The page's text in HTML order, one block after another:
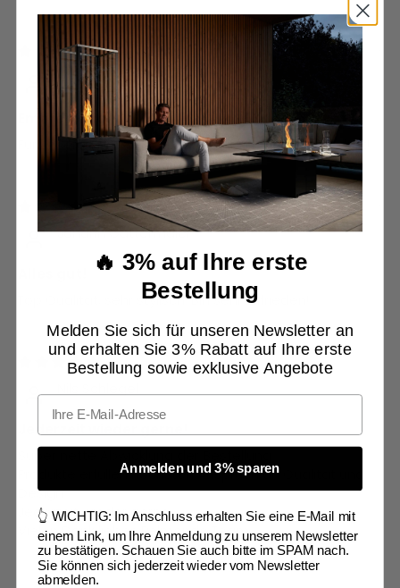
03/19/2024
Markus Kaufmann
Empfehlung!
Für unseren Hoteleingang genau das richtige Produkt!
02/19/2024
Johann Gattermaier
Top Qualität, sehr stylisch. Bin sehr zufrieden!
09/10/2023
Jederzeit wieder gerne!
Super nette Abwicklung der Bestellung.
Produkte erfüllen höchsten Anspruch an Qualität und
Design.
Jederzeit wieder gerne.
Vielen Dank liebes Pelmondo Team
🔥 3% auf Ihre erste
Bestellung
Melden Sie sich für unseren Newsletter an
und erhalten Sie 3% Rabatt auf Ihre erste
Bestellung sowie exklusive Angebote
Email
Anmelden und 3% sparen
👆 WICHTIG: Im Anschluss erhalten Sie eine E-Mail mit
einem Link, um Ihre Anmeldung zu unserem Newsletter
zu bestätigen. Schauen Sie auch bitte im SPAM nach.
Sie können sich jederzeit wieder vom Newsletter
abmelden.